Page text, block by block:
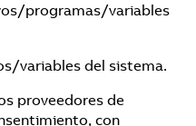
programas/variables
variables del sistema.
proveedores de
con